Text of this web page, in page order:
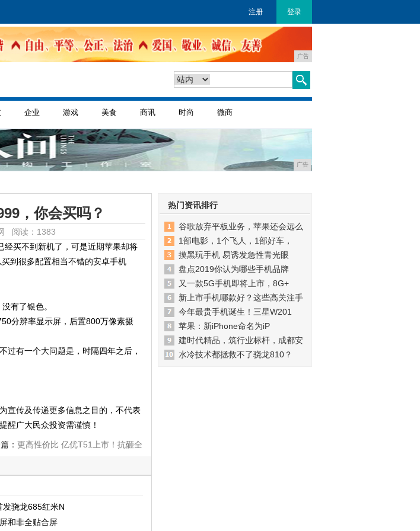
注册 登录
广告
企业 游戏 美食 商讯 时尚 微商
广告
，你会买吗？
阅读：1383
买不到新机了，可是近期苹果却将
到很多配置相当不错的安卓手机
有了银色。
分辨率显示屏，后置800万像素摄
过有一个大问题是，时隔四年之后，
宣传及传递更多信息之目的，不代表
醒广大民众投资需谨慎！
： 更高性价比 亿优T51上市！抗砸全
发骁龙685红米N
和非全贴合屏
热门资讯排行
谷歌放弃平板业务，苹果还会远么
1部电影，1个飞人，1部好车，
摸黑玩手机 易诱发急性青光眼
盘点2019你认为哪些手机品牌
又一款5G手机即将上市，8G+
新上市手机哪款好？这些高关注手
今年最贵手机诞生！三星W201
苹果：新iPhone命名为iP
建时代精品，筑行业标杆，成都安
水冷技术都拯救不了骁龙810？